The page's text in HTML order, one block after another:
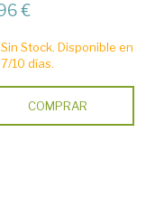
€
Sin Stock. Disponible en
7/10 días.
COMPRAR